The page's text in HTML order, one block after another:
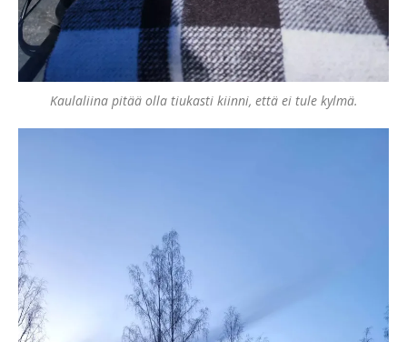
Kaulaliina pitää olla tiukasti kiinni, että ei tule kylmä.